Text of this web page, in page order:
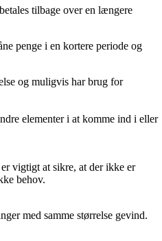
tilbage over en længere
penge i en kortere periode og
og muligvis har brug for
elementer i at komme ind i eller
vigtigt at sikre, at der ikke er
behov.
med samme størrelse gevind.